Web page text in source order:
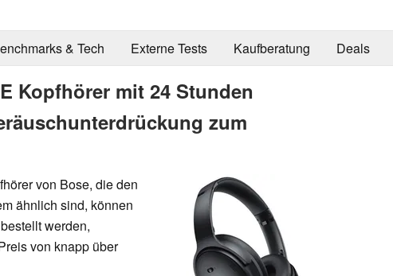
& Tech Externe Tests Kaufberatung Deals
Kopfhörer mit 24 Stunden
zum
von Bose, die den
ähnlich sind, können
werden,
von knapp über